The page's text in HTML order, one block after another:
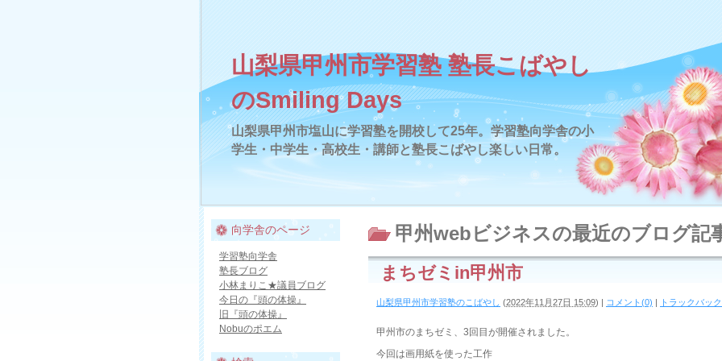
山梨県甲州市学習塾 塾長こばやし
のSmiling Days
山梨県甲州市塩山に学習塾を開校して25年。学習塾向学舎の小
学生・中学生・高校生・講師と塾長こばやし楽しい日常。
甲州webビジネスの最近のブログ記
まちゼミin甲州市
山梨県甲州市学習塾のこばやし (2022年11月27日 15:09) | コメント(0) | トラックバッ
甲州市のまちゼミ、3回目が開催されました。
今回は画用紙を使った工作
向学舎のページ
学習塾向学舎
塾長ブログ
小林まりこ★議員ブログ
今日の『頭の体操』
旧『頭の体操』
Nobuのポエム